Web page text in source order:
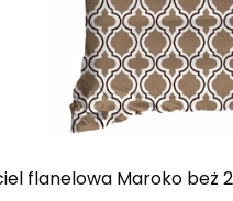
flanelowa Maroko beż